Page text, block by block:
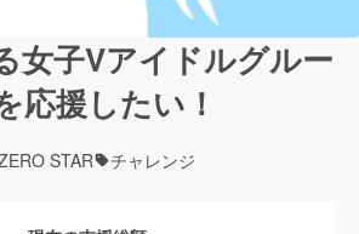
女子Vアイドルグルー
応援したい！
STAR チャレンジ